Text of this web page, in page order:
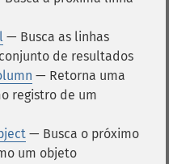
— Busca as linhas
de resultados
— Retorna uma
registro de um
— Busca o próximo
um objeto